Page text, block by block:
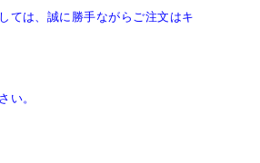
ては、誠に勝手ながらご注文はキ
い。